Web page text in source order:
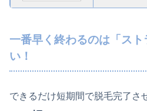
一番早く終わるのは「ス
い！
できるだけ短期間で脱毛完了さ